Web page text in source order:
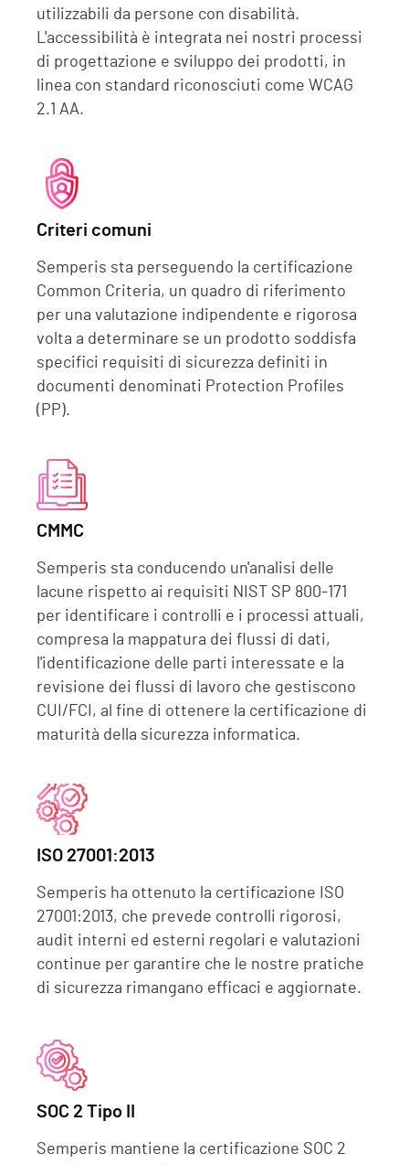
utilizzabili da persone con disabilità.
L'accessibilità è integrata nei nostri processi
di progettazione e sviluppo dei prodotti, in
linea con standard riconosciuti come WCAG
2.1 AA.
Criteri comuni
Semperis sta perseguendo la certificazione
Common Criteria, un quadro di riferimento
per una valutazione indipendente e rigorosa
volta a determinare se un prodotto soddisfa
specifici requisiti di sicurezza definiti in
documenti denominati Protection Profiles
(PP).
CMMC
Semperis sta conducendo un'analisi delle
lacune rispetto ai requisiti NIST SP 800-171
per identificare i controlli e i processi attuali,
compresa la mappatura dei flussi di dati,
l'identificazione delle parti interessate e la
revisione dei flussi di lavoro che gestiscono
CUI/FCI, al fine di ottenere la certificazione di
maturità della sicurezza informatica.
ISO 27001:2013
Semperis ha ottenuto la certificazione ISO
27001:2013, che prevede controlli rigorosi,
audit interni ed esterni regolari e valutazioni
continue per garantire che le nostre pratiche
di sicurezza rimangano efficaci e aggiornate.
SOC 2 Tipo II
Semperis mantiene la certificazione SOC 2